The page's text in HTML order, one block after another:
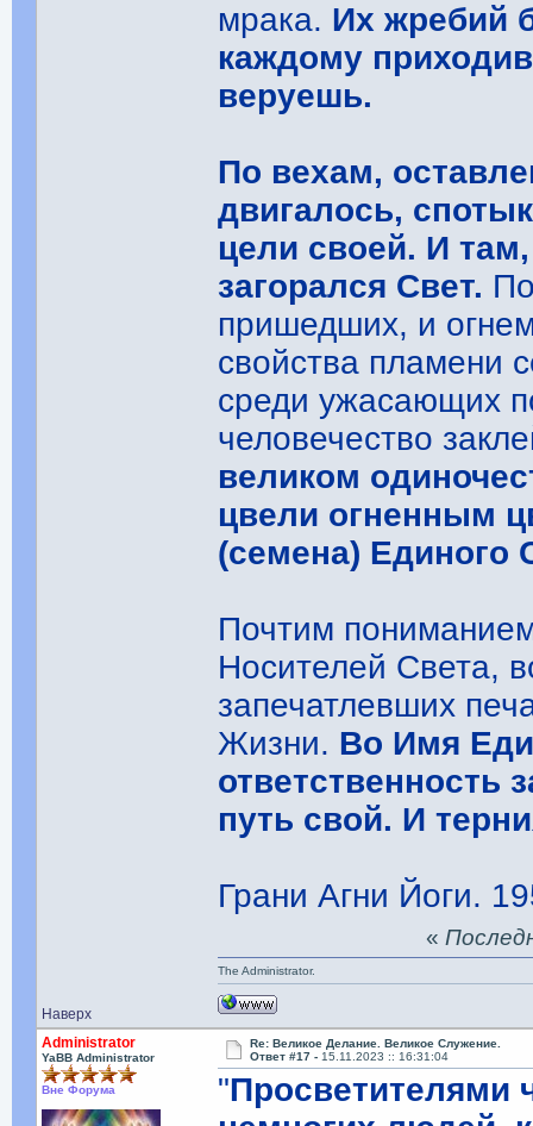
мрака. Их жребий
каждому
веруешь.
По вехам,
двигалось,
цели своей. И
загорался Свет.
пришедших, и
свойства пламени
среди ужасающих
человечество
великом
цвели огненным
(семена) Единого
Почтим
Носителей Света,
запечатлевших
Жизни. Во Имя
ответственность
путь свой. И
Грани Агни Йоги.
Наверх
«
The Administrator.
Administrator
YaBB Administrator
Вне Форума
Re: Великое Делание. Великое Служение.
Ответ #17 - 15.11.2023 :: 16:31:04
"Просветителями